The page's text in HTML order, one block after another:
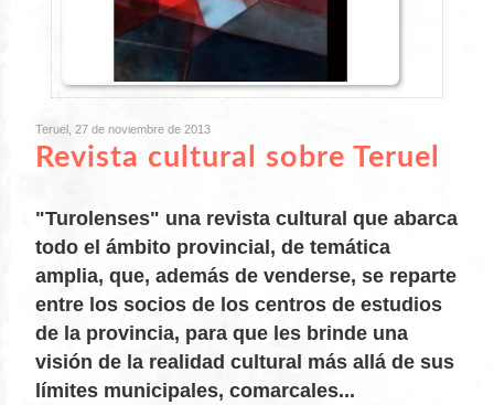
XX
Teruel, 27 de noviembre de 2013
Revista cultural sobre Teruel
"Turolenses" una revista cultural que abarca
todo el ámbito provincial, de temática
amplia, que, además de venderse, se reparte
entre los socios de los centros de estudios
de la provincia, para que les brinde una
visión de la realidad cultural más allá de sus
límites municipales, comarcales...